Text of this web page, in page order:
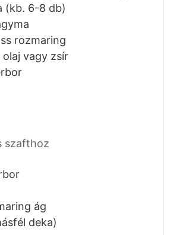
(kb. 6-8 db)
rozmaring
olaj vagy zsír
szafthoz
ág
deka)